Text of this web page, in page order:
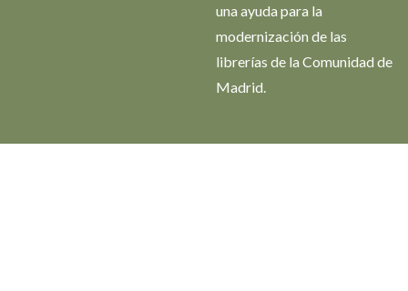
una ayuda para la
modernización de las
librerías de la Comunidad de
Madrid.